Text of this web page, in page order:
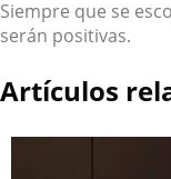
Siempre que se
serán positivas.
Artículos